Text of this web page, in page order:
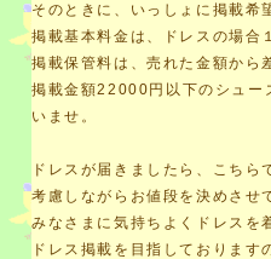
そのときに、いっしょに掲載希
掲載基本料金は、ドレスの場
掲載保管料は、売れた金額から
掲載金額22000円以下のシュー
いませ。
ドレスが届きましたら、こち
考慮しながらお値段を決めさせ
みなさまに気持ちよくドレスを
ドレス掲載を目指しておりま